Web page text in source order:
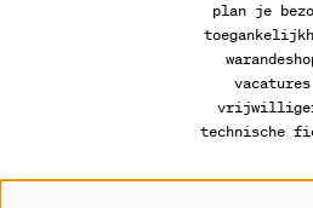
plan je
vacatures
technische